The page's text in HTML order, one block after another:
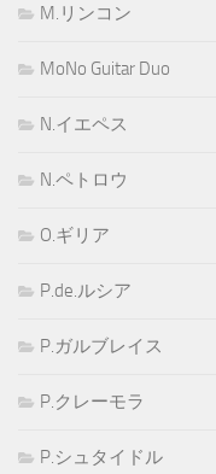
M.リンコン
MoNo Guitar Duo
N.イエペス
N.ペトロウ
O.ギリア
P.de.ルシア
P.ガルブレイス
P.クレーモラ
P.シュタイドル